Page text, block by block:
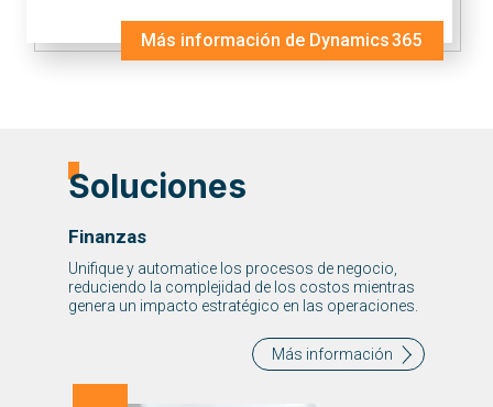
Más información de Dynamics 365
Soluciones
Finanzas
Unifique y automatice los procesos de negocio,
reduciendo la complejidad de los costos mientras
genera un impacto estratégico en las operaciones.
Más información